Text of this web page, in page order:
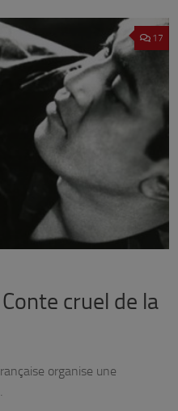
17
cruel de la
organise une